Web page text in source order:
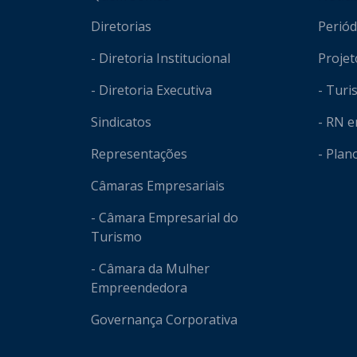
Diretorias
- Diretoria Institucional
- Diretoria Executiva
Sindicatos
Representações
Câmaras Empresariais
- Câmara Empresarial do
Turismo
- Câmara da Mulher
Empreendedora
Governança Corporativa
-
- RN
-